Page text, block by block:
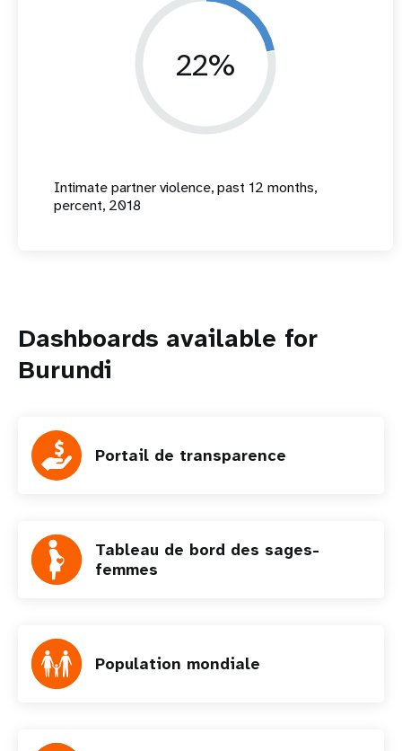
22%
Intimate partner violence, past 12 months,
percent, 2018
Dashboards available for
Burundi
Portail de transparence
Tableau de bord des sages-
femmes
Population mondiale